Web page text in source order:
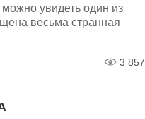
увидеть один из
весьма странная
3 857